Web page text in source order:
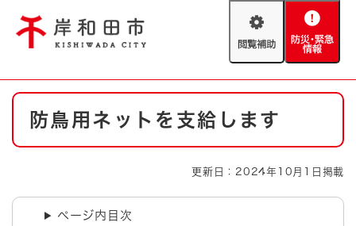
閲
助
防
緊
やさしい日本語
防災・緊急情報 救急・消防
ハザードマップ AED設置箇所
本
防鳥用ネットを支給します
更新日：2024年10月1日掲載
ページ内目次